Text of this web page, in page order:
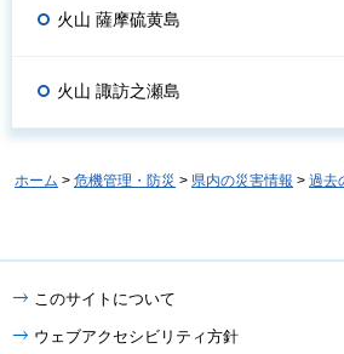
火山 薩摩硫黄島
火山 諏訪之瀬島
ホーム > 危機管理・防災 > 県内の災害情報 > 過去
このサイトについて
ウェブアクセシビリティ方針